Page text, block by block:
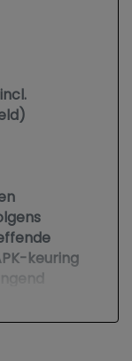
keuring
*